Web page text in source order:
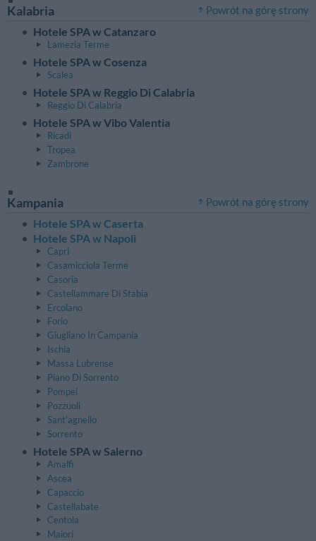
Kalabria Powrót na górę strony
Hotele SPA w Catanzaro
Lamezia Terme
Hotele SPA w Cosenza
Scalea
Hotele SPA w Reggio Di Calabria
Reggio Di Calabria
Hotele SPA w Vibo Valentia
Ricadi
Tropea
Zambrone
Kampania Powrót na górę strony
Hotele SPA w Caserta
Hotele SPA w Napoli
Capri
Casamicciola Terme
Casoria
Castellammare Di Stabia
Ercolano
Forio
Giugliano In Campania
Ischia
Massa Lubrense
Piano Di Sorrento
Pompei
Pozzuoli
Sant'agnello
Sorrento
Hotele SPA w Salerno
Amalfi
Ascea
Capaccio
Castellabate
Centola
Maiori